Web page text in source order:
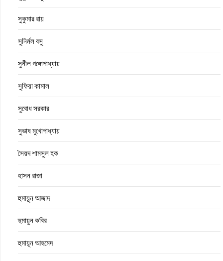
সুকুমার রায়
সুনির্মল বসু
সুনীল গঙ্গোপাধ্যায়
সুফিয়া কামাল
সুবোধ সরকার
সুভাষ মুখোপাধ্যায়
সৈয়দ শামসুল হক
হাসন রাজা
হুমায়ুন আজাদ
হুমায়ুন কবির
হুমায়ূন আহমেদ